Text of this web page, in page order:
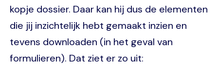
kopje dossier. Daar kan hij dus de elementen
die jij inzichtelijk hebt gemaakt inzien en
tevens downloaden (in het geval van
formulieren). Dat ziet er zo uit: